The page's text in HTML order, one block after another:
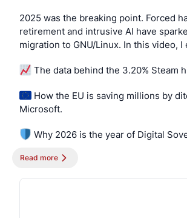
2025 was the breaking point. Forced
retirement and intrusive AI have
migration to GNU/Linux. In this video, I
The data behind the 3.20% Steam
How the EU is saving millions by
Microsoft.
Why 2026 is the year of Digital
Stop fighting your OS. Start owning it.
Read more